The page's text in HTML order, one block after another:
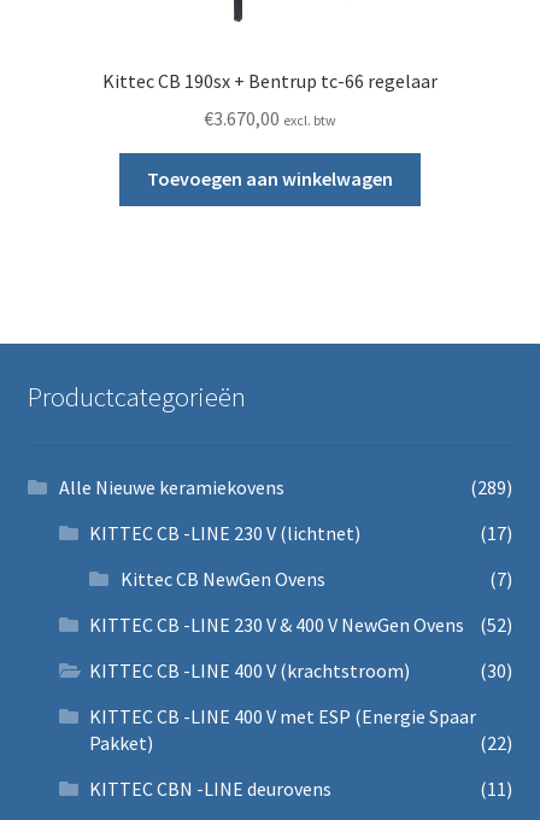
Kittec CB 190sx + Bentrup tc-66 regelaar
€3.670,00 excl. btw
Toevoegen aan winkelwagen
Productcategorieën
Alle Nieuwe keramiekovens
(289)
KITTEC CB -LINE 230 V (lichtnet)
(17)
Kittec CB NewGen Ovens
(7)
KITTEC CB -LINE 230 V & 400 V NewGen Ovens
(52)
KITTEC CB -LINE 400 V (krachtstroom)
(30)
KITTEC CB -LINE 400 V met ESP (Energie Spaar
Pakket)
(22)
KITTEC CBN -LINE deurovens
(11)